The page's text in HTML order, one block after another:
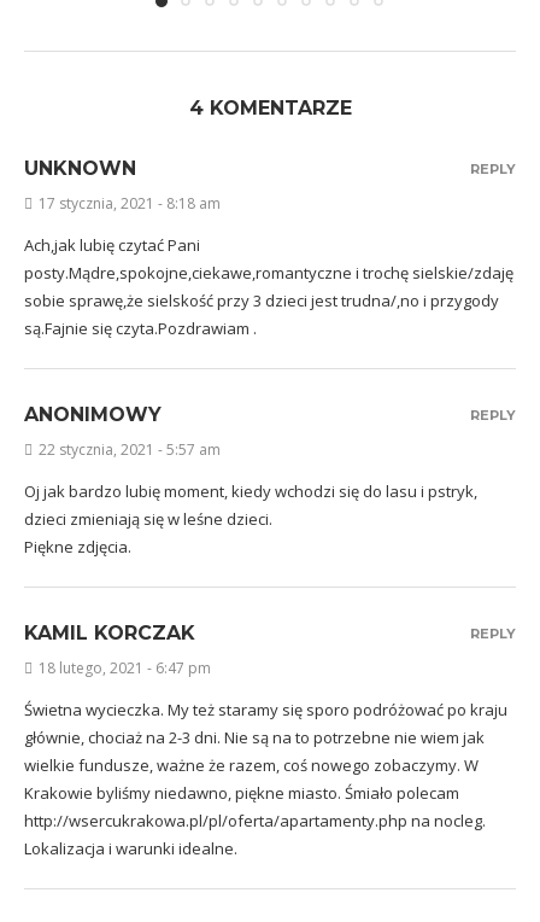
4 KOMENTARZE
UNKNOWN
17 stycznia, 2021 - 8:18 am
Ach,jak lubię czytać Pani
posty.Mądre,spokojne,ciekawe,romantyczne i trochę sielskie/zdaję
sobie sprawę,że sielskość przy 3 dzieci jest trudna/,no i przygody
są.Fajnie się czyta.Pozdrawiam .
REPLY
ANONIMOWY
22 stycznia, 2021 - 5:57 am
Oj jak bardzo lubię moment, kiedy wchodzi się do lasu i pstryk,
dzieci zmieniają się w leśne dzieci.
Piękne zdjęcia.
REPLY
KAMIL KORCZAK
18 lutego, 2021 - 6:47 pm
Świetna wycieczka. My też staramy się sporo podróżować po kraju
głównie, chociaż na 2-3 dni. Nie są na to potrzebne nie wiem jak
wielkie fundusze, ważne że razem, coś nowego zobaczymy. W
Krakowie byliśmy niedawno, piękne miasto. Śmiało polecam
http://wsercukrakowa.pl/pl/oferta/apartamenty.php na nocleg.
Lokalizacja i warunki idealne.
REPLY